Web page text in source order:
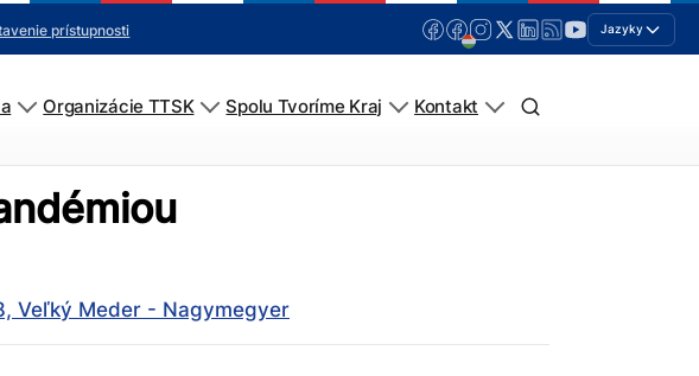
prístupnosti Jazyky
Organizácie TTSK Spolu Tvoríme Kraj Kontakt
Veľký Meder - Nagymegyer